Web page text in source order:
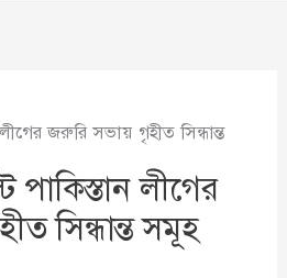
জরুরি সভায় গৃহীত সিন্ধান্ত
পাকিস্তান লীগের
সিন্ধান্ত সমূহ